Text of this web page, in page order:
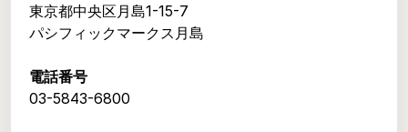
東京都中央区月島1-15-7
パシフィックマークス月島
電話番号
03-5843-6800